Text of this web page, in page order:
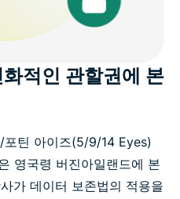
적인 관할권에 본
틴 아이즈(5/9/14 Eyes)
영국령 버진아일랜드에 본
가 데이터 보존법의 적용을